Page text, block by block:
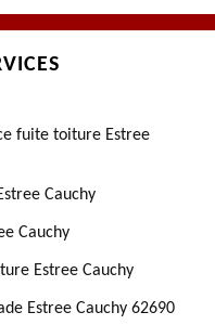
fuite toiture Estree
Cauchy
Cauchy
Estree Cauchy
Estree Cauchy 62690